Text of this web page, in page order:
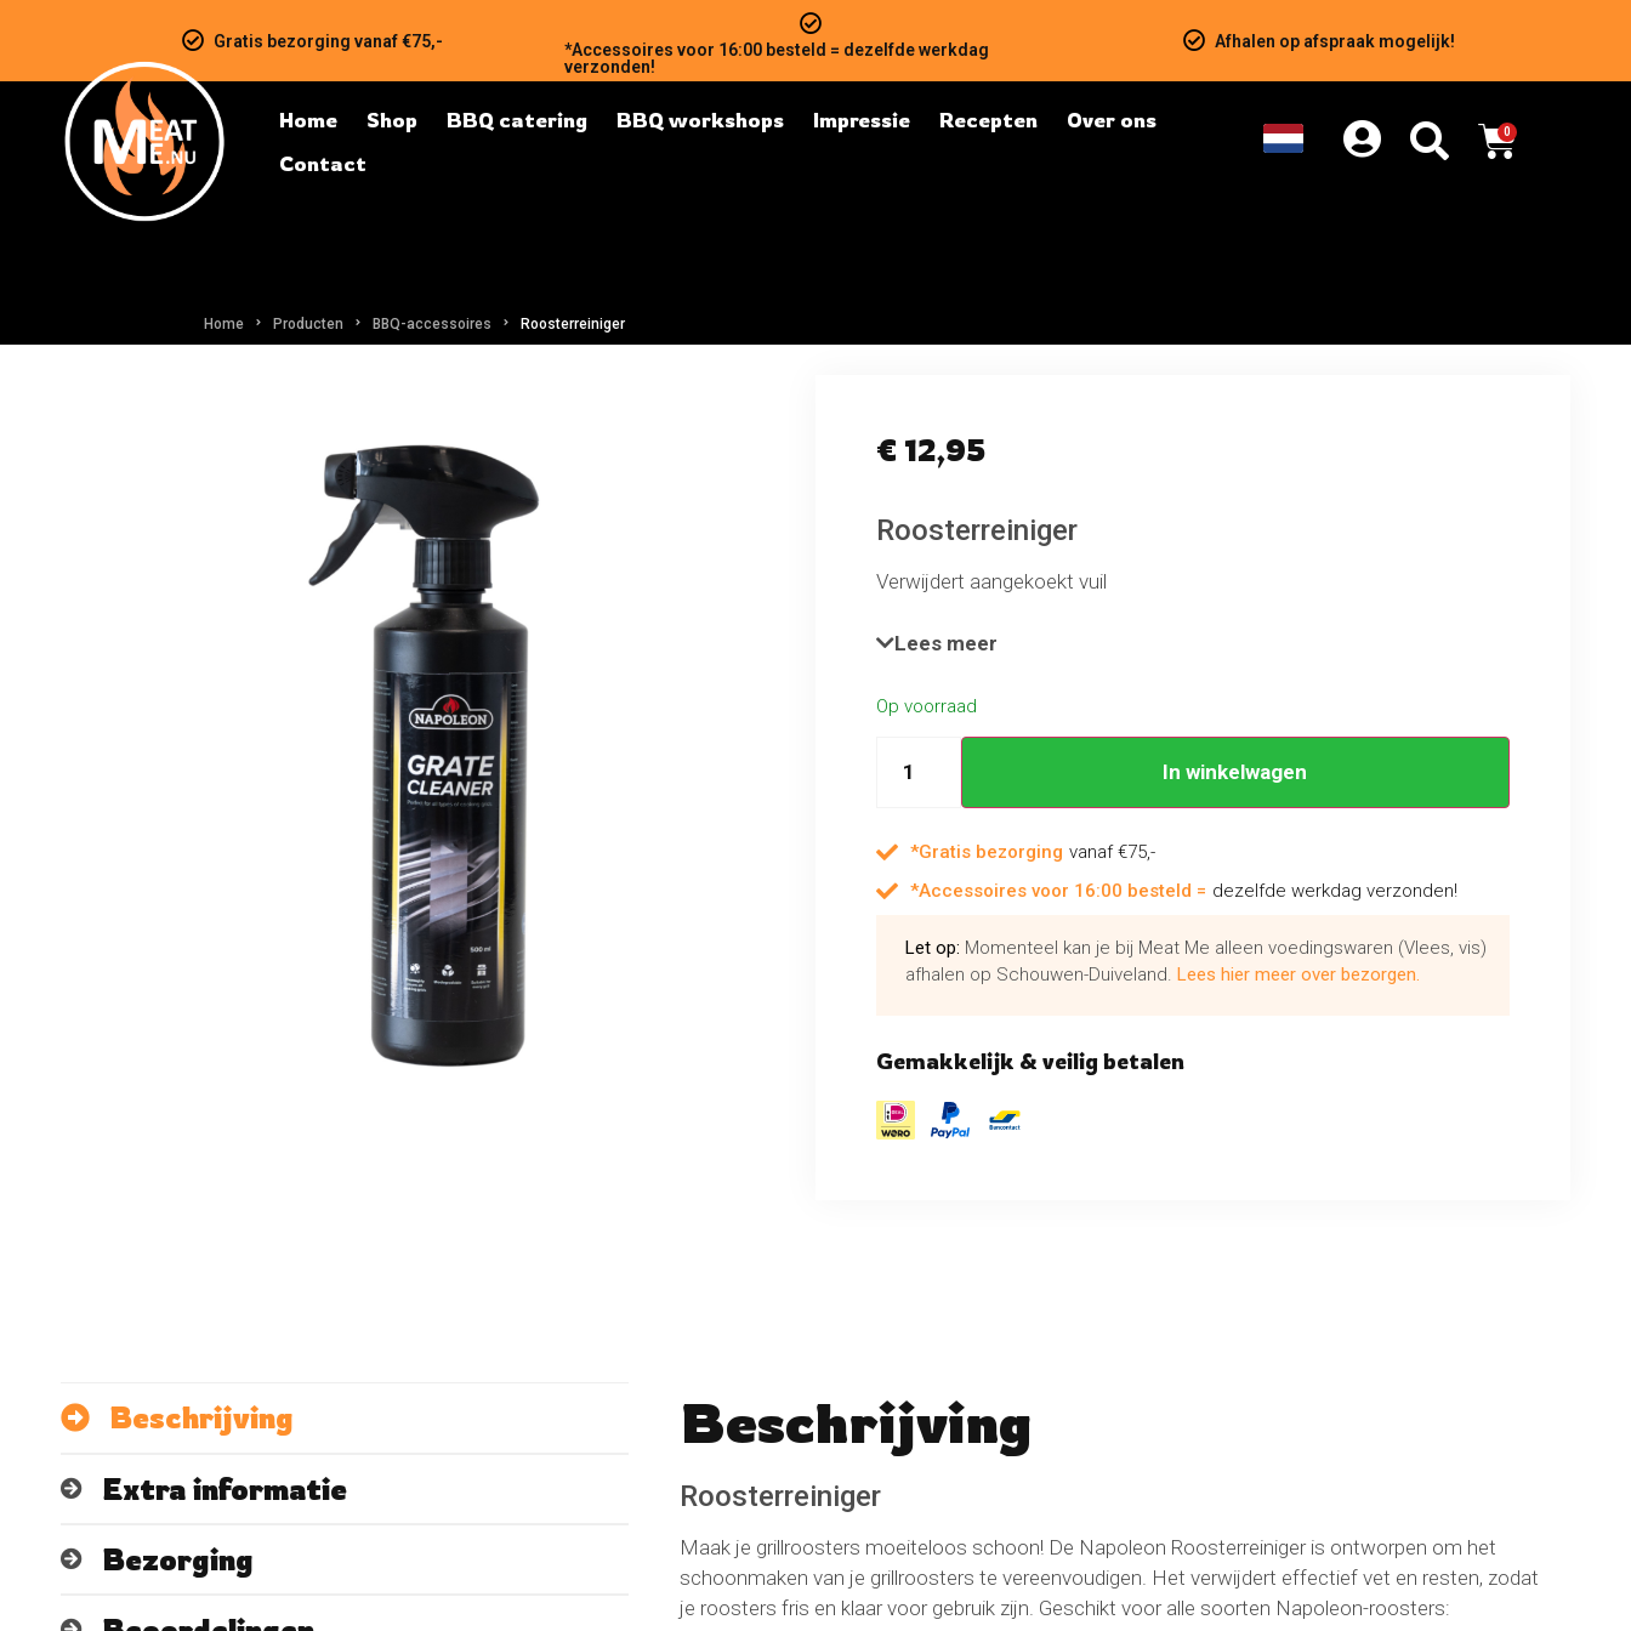
Gratis bezorging vanaf €75,-
*Accessoires voor 16:00 besteld = dezelfde werkdag
verzonden!
Afhalen op afspraak mogelijk!
Home Shop BBQ catering BBQ workshops Impressie Recepten
Over ons
Contact
0
Home Producten BBQ-accessoires Roosterreiniger
€ 12,95
Roosterreiniger
Verwijdert aangekoekt vuil
Gebruiksklaar
Lees meer
Op voorraad
In winkelwagen
*Gratis bezorging vanaf €75,-
*Accessoires voor 16:00 besteld = dezelfde werkdag verzonden!
Let op: Momenteel kan je bij Meat Me alleen voedingswaren (Vlees, vis)
afhalen op Schouwen-Duiveland. Lees hier meer over bezorgen.
Gemakkelijk & veilig betalen
Beschrijving
Extra informatie
Bezorging
Beschrijving
Roosterreiniger
Maak je grillroosters moeiteloos schoon! De Napoleon Roosterreiniger is ontworpen om het
schoonmaken van je grillroosters te vereenvoudigen. Het verwijdert effectief vet en resten, zodat
je roosters fris en klaar voor gebruik zijn. Geschikt voor alle soorten Napoleon-roosters:
No reviews found Schrijf een beoordeling